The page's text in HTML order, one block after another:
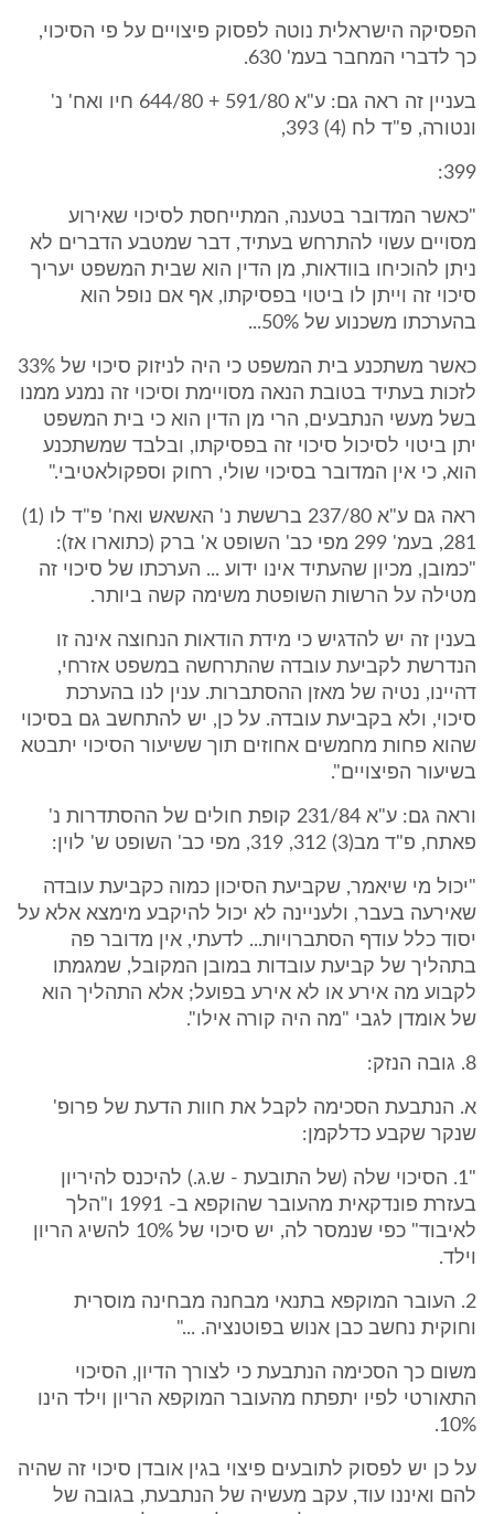
הפסיקה הישראלית נוטה לפסוק פיצויים על פי הסיכוי,
כך לדברי המחבר בעמ' 630.
בעניין זה ראה גם: ע"א 591/80 + 644/80 חיו ואח' נ'
ונטורה, פ"ד לח (4) 393,
399:
"כאשר המדובר בטענה, המתייחסת לסיכוי שאירוע
מסויים עשוי להתרחש בעתיד, דבר שמטבע הדברים לא
ניתן להוכיחו בוודאות, מן הדין הוא שבית המשפט יעריך
סיכוי זה וייתן לו ביטוי בפסיקתו, אף אם נופל הוא
בהערכתו משכנוע של 50%...
כאשר משתכנע בית המשפט כי היה לניזוק סיכוי של 33%
לזכות בעתיד בטובת הנאה מסויימת וסיכוי זה נמנע ממנו
בשל מעשי הנתבעים, הרי מן הדין הוא כי בית המשפט
יתן ביטוי לסיכול סיכוי זה בפסיקתו, ובלבד שמשתכנע
הוא, כי אין המדובר בסיכוי שולי, רחוק וספקולאטיבי."
ראה גם ע"א 237/80 ברששת נ' האשאש ואח' פ"ד לו (1)
281, בעמ' 299 מפי כב' השופט א' ברק (כתוארו אז):
"כמובן, מכיון שהעתיד אינו ידוע ... הערכתו של סיכוי זה
מטילה על הרשות השופטת משימה קשה ביותר.
בענין זה יש להדגיש כי מידת הודאות הנחוצה אינה זו
הנדרשת לקביעת עובדה שהתרחשה במשפט אזרחי,
דהיינו, נטיה של מאזן ההסתברות. ענין לנו בהערכת
סיכוי, ולא בקביעת עובדה. על כן, יש להתחשב גם בסיכוי
שהוא פחות מחמשים אחוזים תוך ששיעור הסיכוי יתבטא
בשיעור הפיצויים".
וראה גם: ע"א 231/84 קופת חולים של ההסתדרות נ'
פאתח, פ"ד מב(3) 312, 319, מפי כב' השופט ש' לוין:
"יכול מי שיאמר, שקביעת הסיכון כמוה כקביעת עובדה
שאירעה בעבר, ולעניינה לא יכול להיקבע מימצא אלא על
יסוד כלל עודף הסתברויות... לדעתי, אין מדובר פה
בתהליך של קביעת עובדות במובן המקובל, שמגמתו
לקבוע מה אירע או לא אירע בפועל; אלא התהליך הוא
של אומדן לגבי "מה היה קורה אילו".
8. גובה הנזק:
א. הנתבעת הסכימה לקבל את חוות הדעת של פרופ'
שנקר שקבע כדלקמן:
"1. הסיכוי שלה (של התובעת - ש.ג.) להיכנס להיריון
בעזרת פונדקאית מהעובר שהוקפא ב- 1991 ו"הלך
לאיבוד" כפי שנמסר לה, יש סיכוי של 10% להשיג הריון
וילד.
2. העובר המוקפא בתנאי מבחנה מבחינה מוסרית
וחוקית נחשב כבן אנוש בפוטנציה. ..."
משום כך הסכימה הנתבעת כי לצורך הדיון, הסיכוי
התאורטי לפיו יתפתח מהעובר המוקפא הריון וילד הינו
10%.
על כן יש לפסוק לתובעים פיצוי בגין אובדן סיכוי זה שהיה
להם ואיננו עוד, עקב מעשיה של הנתבעת, בגובה של